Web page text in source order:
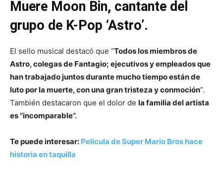
Muere Moon Bin, cantante del
grupo de K-Pop ‘Astro’.
El sello musical destacó que “Todos los miembros de
Astro, colegas de Fantagio; ejecutivos y empleados que
han trabajado juntos durante mucho tiempo están de
luto por la muerte, con una gran tristeza y conmoción”.
También destacaron que el dolor de la familia del artista
es “incomparable”.
Te puede interesar: Película de Super Mario Bros hace
historia en taquilla